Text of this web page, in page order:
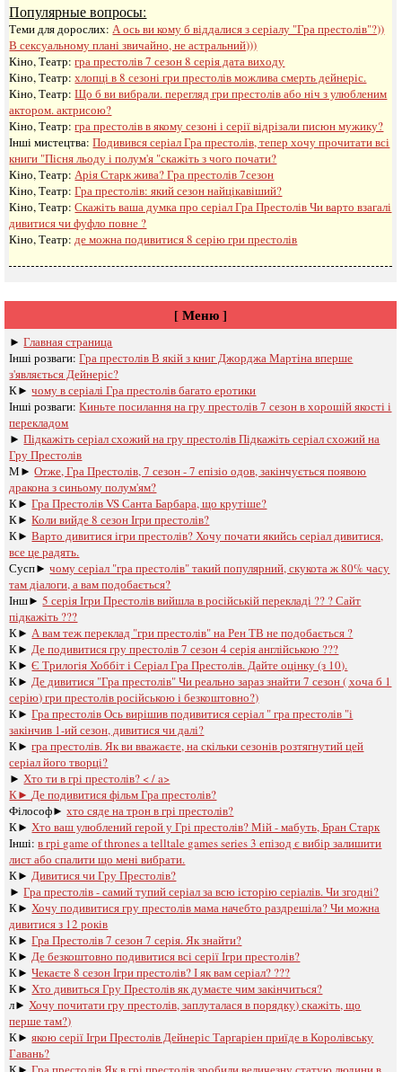
Популярные вопросы:
Теми для дорослих: А ось ви кому б віддалися з серіалу "Гра престолів"?))
В сексуальному плані звичайно, не астральний)))
Кіно, Театр:гра престолів 7 сезон 8 серія дата виходу
Кіно, Театр:хлопці в 8 сезоні гри престолів можлива смерть дейнеріс.
Кіно, Театр:Що б ви вибрали. перегляд гри престолів або ніч з улюбленим
актором. актрисою?
Кіно, Театр:гра престолів в якому сезоні і серії відрізали писюн мужику?
Інші мистецтва:Подивився серіал Гра престолів, тепер хочу прочитати всі
книги "Пісня льоду і полум'я "скажіть з чого почати?
Кіно, Театр: Арія Старк жива? Гра престолів 7сезон
Кіно, Театр:Гра престолів: який сезон найцікавіший?
Кіно, Театр:Скажіть ваша думка про серіал Гра Престолів Чи варто взагалі
дивитися чи фуфло повне ?
Кіно, Театр: де можна подивитися 8 серію гри престолів
[ Меню ]
►Главная страница
Інші розваги: ​​Гра престолів В якій з книг Джорджа Мартіна вперше
з'являється Дейнеріс?
К►чому в серіалі Гра престолів багато еротики
Інші розваги: ​​Киньте посилання на гру престолів 7 сезон в хорошій якості і
перекладом
►Підкажіть серіал схожий на гру престолів Підкажіть серіал схожий на
Гру Престолів
М►Отже, Гра Престолів, 7 сезон - 7 епізіо одов, закінчується появою
дракона з синьому полум'ям?
К►Гра Престолів VS Санта Барбара, що крутіше?
К►Коли вийде 8 сезон Ігри престолів?
К►Варто дивитися ігри престолів? Хочу почати якийсь серіал дивитися,
все це радять.
Сусп►чому серіал "гра престолів" такий популярний, скукота ж 80% часу
там діалоги, а вам подобається?
Інш► 5 серія Ігри Престолів вийшла в російській перекладі ?? ? Сайт
підкажіть ???
К► А вам теж переклад "гри престолів" на Рен ТВ не подобається ?
К► Де подивитися гру престолів 7 сезон 4 серія англійською ???
К►Є Трилогія Хоббіт і Серіал Гра Престолів. Дайте оцінку (з 10).
К► Де дивитися "Гра престолів" Чи реально зараз знайти 7 сезон ( хоча б 1
серію) гри престолів російською і безкоштовно?)
К►Гра престолів Ось вирішив подивитися серіал " гра престолів "і
закінчив 1-ий сезон, дивитися чи далі?
К►гра престолів. Як ви вважаєте, на скільки сезонів розтягнутий цей
серіал його творці?
► Хто ти в грі престолів? < / a>
К► Де подивитися фільм Гра престолів?
Філософ►хто сяде на трон в грі престолів?
К► Хто ваш улюблений герой у Грі престолів? Мій - мабуть, Бран Старк
Інші:в грі game of thrones a telltale games series 3 епізод є вибір залишити
лист або спалити що мені вибрати.
К► Дивитися чи Гру Престолів?
►Гра престолів - самий тупий серіал за всю історію серіалів. Чи згодні?
К► Хочу подивитися гру престолів мама начебто раздрешіла? Чи можна
дивитися з 12 років
К►Гра Престолів 7 сезон 7 серія. Як знайти?
К► Де безкоштовно подивитися всі серії Ігри престолів?
К►Чекаєте 8 сезон Ігри престолів? І як вам серіал? ???
К► Хто дивиться Гру Престолів як думаєте чим закінчиться?
л► Хочу почитати гру престолів, заплуталася в порядку) скажіть, що
перше там?)
К►якою серії Ігри Престолів Дейнеріс Таргаріен приїде в Королівську
Гавань?